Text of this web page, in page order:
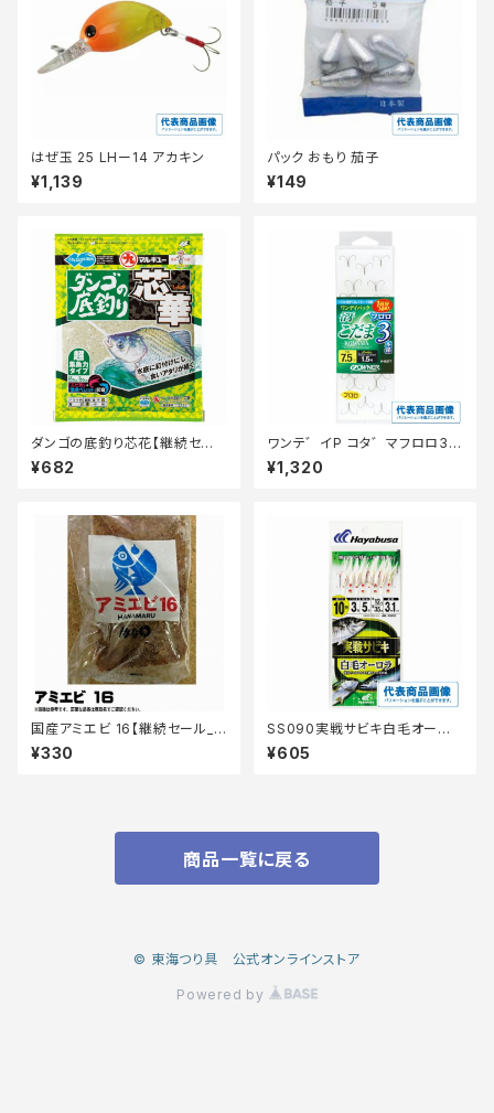
はぜ玉 25 LHー14 アカキン
¥1,139
パック おもり 茄子
¥149
ダンゴの底釣り芯花【継続セー
ル_エサ】
¥682
ワンテ゛イP コタ゛マフロロ3本
6.5
¥1,320
国産アミエビ 16【継続セール_
エサ】
¥330
SS090実戦サビキ白毛オーロ
ラ10号
¥605
商品一覧に戻る
© 東海つり具 公式オンラインストア
Powered by